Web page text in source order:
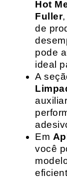
Hot
Fuller
de
pode
ideal
A
Em
você